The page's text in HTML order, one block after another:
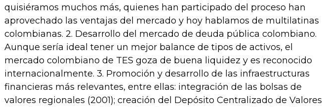
quisiéramos muchos más, quienes han participado del proceso han
aprovechado las ventajas del mercado y hoy hablamos de multilatinas
colombianas. 2. Desarrollo del mercado de deuda pública colombiano.
Aunque sería ideal tener un mejor balance de tipos de activos, el
mercado colombiano de TES goza de buena liquidez y es reconocido
internacionalmente. 3. Promoción y desarrollo de las infraestructuras
financieras más relevantes, entre ellas: integración de las bolsas de
valores regionales (2001); creación del Depósito Centralizado de Valores